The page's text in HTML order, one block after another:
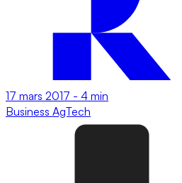
17 mars 2017 - 4 min
Business AgTech